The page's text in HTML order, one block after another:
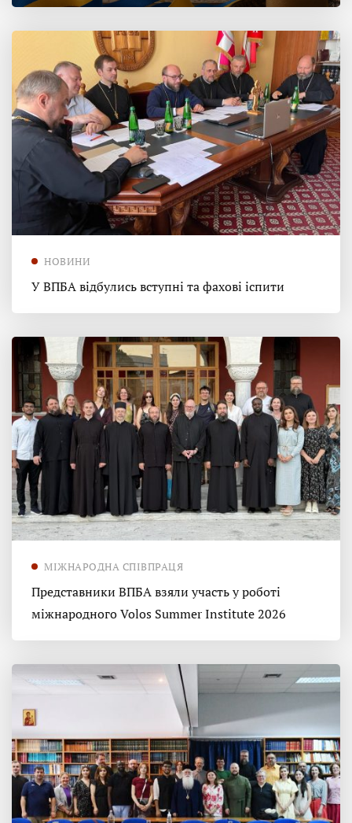
НОВИНИ
У ВПБА відбулись вступні та фахові іспити
МІЖНАРОДНА СПІВПРАЦЯ
Представники ВПБА взяли участь у роботі
міжнародного Volos Summer Institute 2026